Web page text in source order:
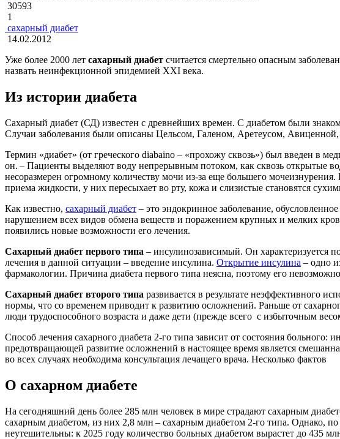
30593
1
сахарный диабет
14.02.2012
Уже более 2000 лет сахарный диабет считается смертельно опасным
назвать неинфекционной эпидемией XXI века.
Из истории диабета
Сахарный диабет (СД) известен с древнейших времен. С диабетом были
Случаи заболевания были описаны Цельсом, Галеном, Аретеусом,
Термин «диабет» (от греческого diabaino – «прохожу сквозь») был введен в
он. – Пациенты выделяют воду непрерывным потоком, как сквозь открытые
несоразмерен огромному количеству мочи из-за еще большего
приема жидкости, у них пересыхает во рту, кожа и слизистые становятся
Как известно, сахарный диабет – это эндокринное заболевание,
нарушением всех видов обмена веществ и поражением крупных и мелких
появились новые возможности его лечения.
Сахарный диабет первого типа – инсулинозависимый. Он характеризуется
лечения в данной ситуации – введение инсулина. Открытие инсулина – одно
фармакологии. Причина диабета первого типа неясна, поэтому его
Сахарный диабет второго типа развивается в результате неэффективного
нормы, что cо временем приводит к развитию осложнений. Раньше от
люди трудоспособного возраста и даже дети (прежде всего с избыточным
Способ лечения сахарного диабета 2-го типа зависит от состояния
предотвращающей развитие осложнений в настоящее время является
во всех случаях необходима консультация лечащего врача. Несколько фактов
О сахарном диабете
На сегодняшний день более 285 млн человек в мире страдают сахарным
сахарным диабетом, из них 2,8 млн – сахарным диабетом 2-го типа. Однако,
неутешительны: к 2025 году количество больных диабетом вырастет до 435